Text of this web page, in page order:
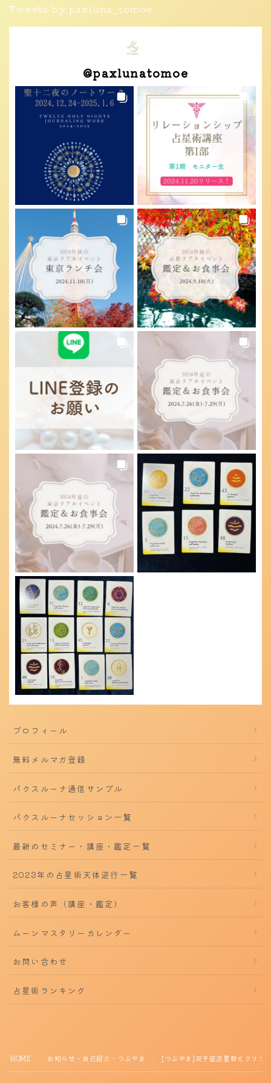
Tweets by paxluna_tomoe
@paxlunatomoe
プロフィール
無料メルマガ登録
パクスルーナ通信サンプル
パクスルーナセッション一覧
最新のセミナー・講座・鑑定一覧
2023年の占星術天体逆行一覧
お客様の声（講座・鑑定）
ムーンマスタリーカレンダー
お問い合わせ
占星術ランキング
HOME ＞ お知らせ・自己紹介・つぶやき ＞ [つぶやき]双子座流星群とクリス